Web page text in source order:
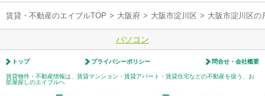
賃貸・不動産のエイブルTOP > 大阪府 > 大阪市淀川区 > 大阪市淀川区の
パソコン
トップ プライバシーポリシー 問合せ・会社概要
賃貸物件・不動産情報は、賃貸マンション・賃貸アパート・賃貸住宅などの不動産を扱う、お
部屋探しのエイブルへ